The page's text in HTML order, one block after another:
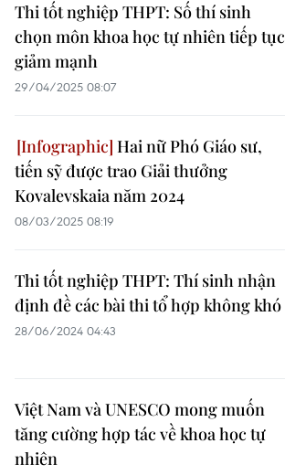
Thi tốt nghiệp THPT: Số thí sinh
chọn môn khoa học tự nhiên tiếp tục
giảm mạnh
29/04/2025 08:07
Hai nữ Phó Giáo sư,
tiến sỹ được trao Giải thưởng
Kovalevskaia năm 2024
08/03/2025 08:19
Thi tốt nghiệp THPT: Thí sinh nhận
định đề các bài thi tổ hợp không khó
28/06/2024 04:43
Việt Nam và UNESCO mong muốn
tăng cường hợp tác về khoa học tự
nhiên